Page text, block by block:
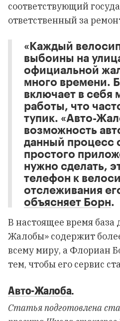
соответствующий
ответственный за
«Каждый
выбоины на
официальной
много времени.
включает в себя
работы, что
тупик. «Авто-
возможность
данный
простого
нужно сделать,
телефон к
отслеживания
объясняет Борн.
В настоящее время база
Жалобы» содержит
всему миру, а Флориан
тем, чтобы его сервис
Авто-Жалоба.
Статья подготовлена